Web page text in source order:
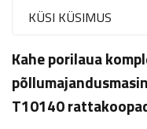
KÜSI KÜSIMUS
Kahe porilaua
T10140